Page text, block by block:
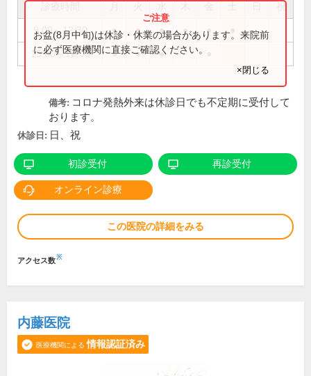
祝
9:00～12:30 ● ● ● ● ●
15:00～18:00 ● ● ●
お盆(8月中旬)は休診・休業の場合があります。来院前
に必ず医療機関に直接ご確認ください。
×閉じる
備考: コロナ発熱外来は休診日でも不定期に受付して
おります。
休診日: 日、祝
初診受付 再診受付
オンライン診療
この医院の詳細をみる
アクセス数※
内藤医院
医療機関による 情報認証済み